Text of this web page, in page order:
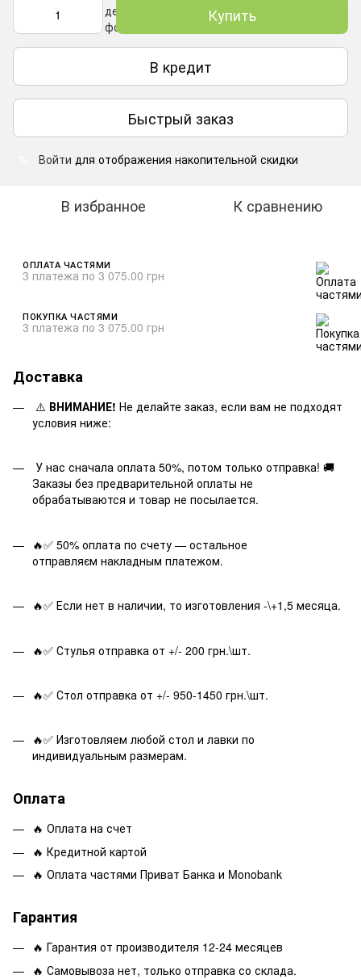
Купить
В кредит
Быстрый заказ
Войти для отображения накопительной скидки
В избранное К сравнению
ОПЛАТА ЧАСТЯМИ
3 платежа по 3 075.00 грн
ПОКУПКА ЧАСТЯМИ
3 платежа по 3 075.00 грн
Доставка
⚠️ ВНИМАНИЕ! Не делайте заказ, если вам не подходят
условия ниже:
У нас сначала оплата 50%, потом только отправка! 🚚
Заказы без предварительной оплаты не
обрабатываются и товар не посылается.
🔥✅ 50% оплата по счету — остальное
отправляєм накладным платежом.
🔥✅ Если нет в наличии, то изготовления -\+1,5 месяца.
🔥✅ Стулья отправка от +/- 200 грн.\шт.
🔥✅ Стол отправка от +/- 950-1450 грн.\шт.
🔥✅ Изготовляем любой стол и лавки по
индивидуальным размерам.
Оплата
🔥 Оплата на счет
🔥 Кредитной картой
🔥 Оплата частями Приват Банка и Monobank
Гарантия
🔥 Гарантия от производителя 12-24 месяцев
🔥 Самовывоза нет, только отправка со склада.